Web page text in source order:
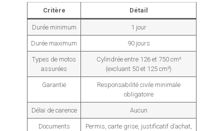
Critère Détail
Durée minimum 1 jour
Durée maximum 90 jours
Types de motos
assurées
Cylindrée entre 126 et 750 cm³
(excluant 50 et 125 cm³)
Garantie
Responsabilité civile minimale
obligatoire
Délai de carence Aucun
Documents
Permis, carte grise, justificatif d’achat,